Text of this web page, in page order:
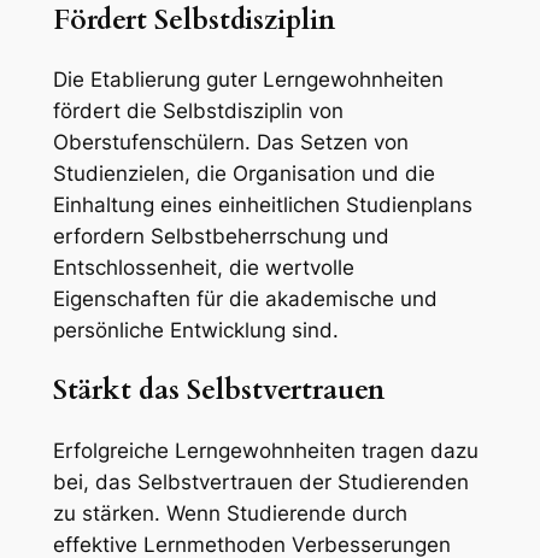
Fördert Selbstdisziplin
Die Etablierung guter Lerngewohnheiten
fördert die Selbstdisziplin von
Oberstufenschülern. Das Setzen von
Studienzielen, die Organisation und die
Einhaltung eines einheitlichen Studienplans
erfordern Selbstbeherrschung und
Entschlossenheit, die wertvolle
Eigenschaften für die akademische und
persönliche Entwicklung sind.
Stärkt das Selbstvertrauen
Erfolgreiche Lerngewohnheiten tragen dazu
bei, das Selbstvertrauen der Studierenden
zu stärken. Wenn Studierende durch
effektive Lernmethoden Verbesserungen